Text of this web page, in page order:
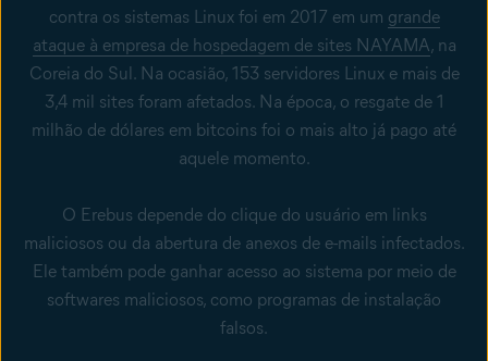
contra os sistemas Linux foi em 2017 em um grande
ataque à empresa de hospedagem de sites NAYAMA, na
Coreia do Sul. Na ocasião, 153 servidores Linux e mais de
3,4 mil sites foram afetados. Na época, o resgate de 1
milhão de dólares em bitcoins foi o mais alto já pago até
aquele momento.
O Erebus depende do clique do usuário em links
maliciosos ou da abertura de anexos de e-mails infectados.
Ele também pode ganhar acesso ao sistema por meio de
softwares maliciosos, como programas de instalação
falsos.